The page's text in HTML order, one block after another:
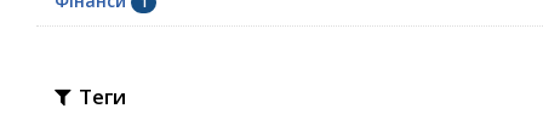
Теги